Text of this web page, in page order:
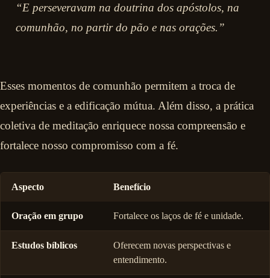
“E perseveravam na doutrina dos apóstolos, na
comunhão, no partir do pão e nas orações.”
Esses momentos de comunhão permitem a troca de
experiências e a edificação mútua. Além disso, a prática
coletiva de meditação enriquece nossa compreensão e
fortalece nosso compromisso com a fé.
Aspecto Benefício
Oração em grupo Fortalece os laços de fé e unidade.
Estudos bíblicos
Oferecem novas perspectivas e
entendimento.